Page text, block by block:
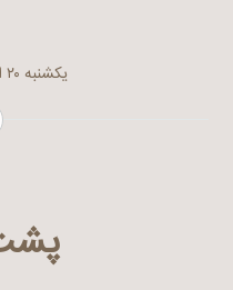
یکشنبه ۲۰ اردیبهشت ۱۳۸۳